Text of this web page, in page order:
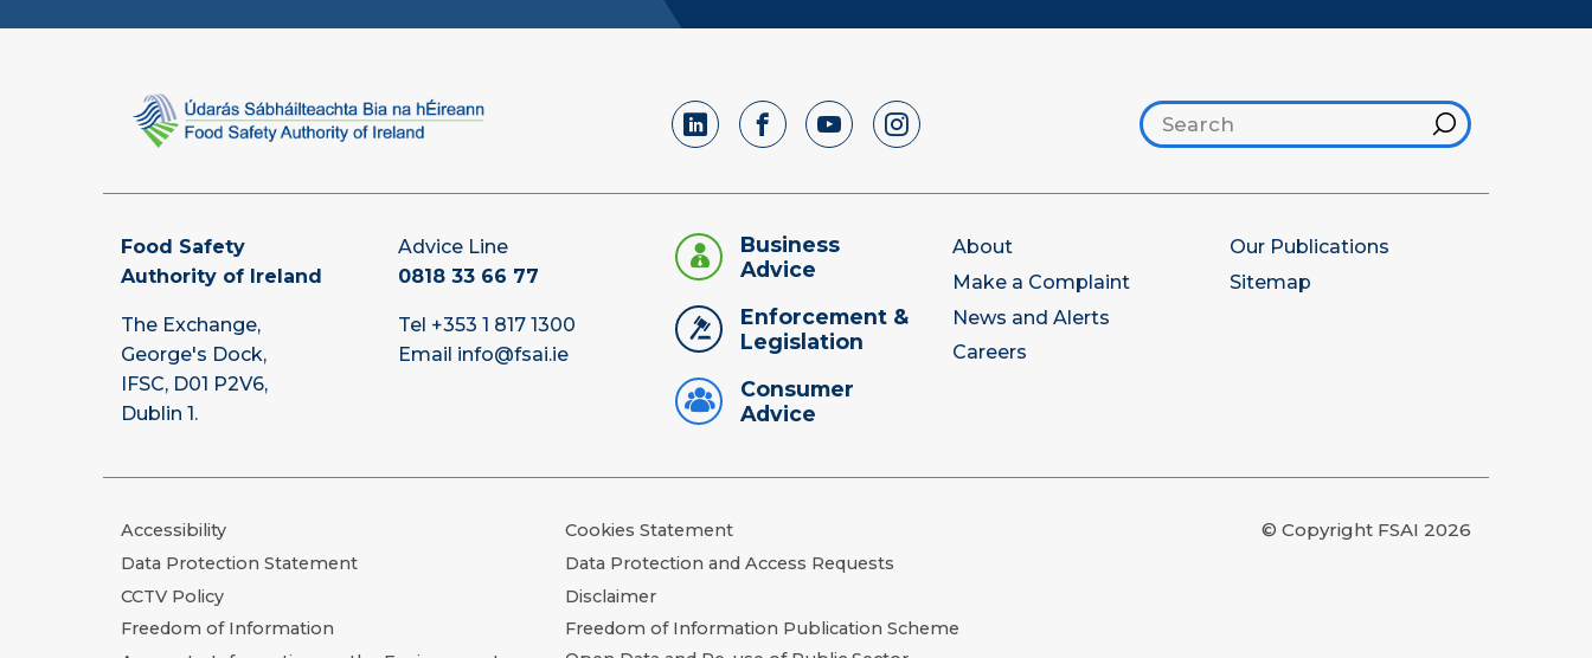
Search footer
Hint
Food Safety
Authority of Ireland
The Exchange,
George's Dock,
IFSC, D01 P2V6,
Dublin 1.
Advice Line
0818 33 66 77
Tel +353 1 817 1300
Email info@fsai.ie
Business
Advice
Enforcement &
Legislation
Consumer
Advice
About
Make a Complaint
News and Alerts
Careers
Our Publications
Sitemap
Accessibility
Cookies Statement
Data Protection Statement
Data Protection and Access Requests
CCTV Policy
Disclaimer
Freedom of Information
Freedom of Information Publication Scheme
© Copyright FSAI 2026